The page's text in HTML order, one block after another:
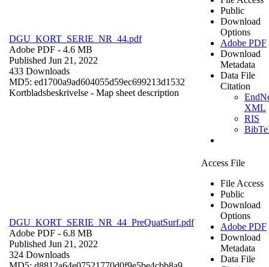
DGU_KORT_SERIE_NR_44.pdf
Adobe PDF - 4.6 MB
Published Jun 21, 2022
433 Downloads
MD5: ed1700a9ad604055d59ec699213d1532
Kortbladsbeskrivelse - Map sheet description
Public
Download
Options
Adobe PDF
Download
Metadata
Data File
Citation
XML
RIS
DGU_KORT_SERIE_NR_44_PreQuatSurf.pdf
Adobe PDF - 6.8 MB
Published Jun 21, 2022
324 Downloads
Access File
File Access
Public
Download
Options
Adobe PDF
Download
Metadata
Data File